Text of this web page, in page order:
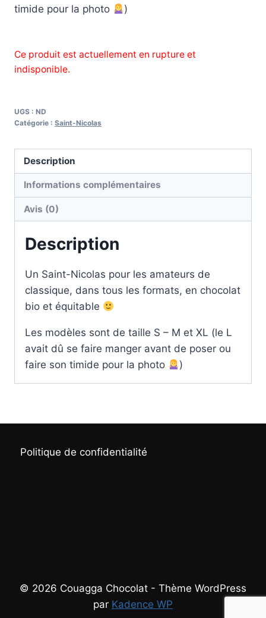
timide pour la photo
)
Ce produit est actuellement en rupture et
indisponible.
UGS : ND
Catégorie : Saint-Nicolas
Description
Informations complémentaires
Avis (0)
Description
Un Saint-Nicolas pour les amateurs de
classique, dans tous les formats, en chocolat
bio et équitable
Les modèles sont de taille S – M et XL (le L
avait dû se faire manger avant de poser ou
faire son timide pour la photo
)
Politique de confidentialité
© 2026 Couagga Chocolat - Thème WordPress
par Kadence WP